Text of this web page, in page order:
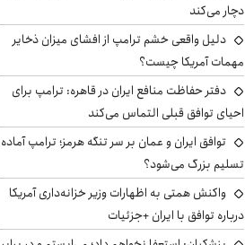
دچار می‌کند
دلیل واقعی خشم ترامپ از افشای میزان ذخایر
مهمات آمریکا چیست؟
دفتر حفاظت منافع ایران در قاهره: ترامپ برای
احیای توافق قبلی التماس می‌کند
توافق ایران و عمان بر سر تنگه هرمز؛ ترامپ آماده
تسلیم بزرگ می‌شود؟
واکنش همتی به اظهارات وزیر خزانه‌داری آمریکا
درباره توافق با ایران +جزئیات